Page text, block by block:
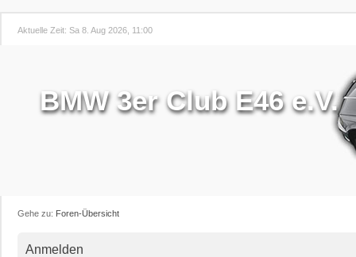
Aktuelle Zeit: Sa 8. Aug 2026, 11:00
BMW 3er Club E46 e.V.
Gehe zu: Foren-Übersicht
Anmelden